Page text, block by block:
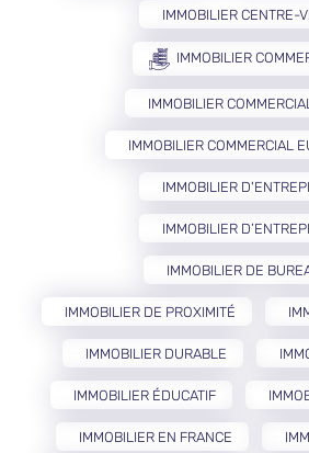
IMMOBILIER CENTRE-
IMMOBILIER
IMMOBILIER
IMMOBILIER COMMERCIAL
IMMOBILIER
IMMOBILIER
IMMOBILIER DE
IMMOBILIER DE PROXIMITÉ
IMMOBILIER DURABLE
IMMOBILIER ÉDUCATIF
IMMOBILIER EN FRANCE